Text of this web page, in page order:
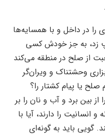
را در داخل و با همسایه‌ها
زد، به جز خودش کسی
از صلح در منطقه می‌کند
وحشتناک و ویران‌گر
یا پیام کشتار را؟
هزار انسان را از بین برد و آب و نان را بر
انسانیت را دارند، آیا با
باید به گونه‌ای